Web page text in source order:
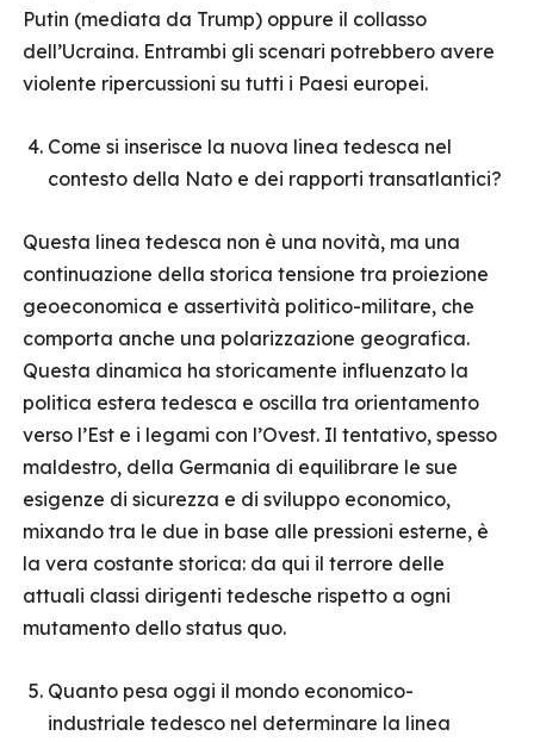
Putin (mediata da Trump) oppure il collasso
dell’Ucraina. Entrambi gli scenari potrebbero avere
violente ripercussioni su tutti i Paesi europei.
Come si inserisce la nuova linea tedesca nel
contesto della Nato e dei rapporti transatlantici?
Questa linea tedesca non è una novità, ma una
continuazione della storica tensione tra proiezione
geoeconomica e assertività politico-militare, che
comporta anche una polarizzazione geografica.
Questa dinamica ha storicamente influenzato la
politica estera tedesca e oscilla tra orientamento
verso l’Est e i legami con l’Ovest. Il tentativo, spesso
maldestro, della Germania di equilibrare le sue
esigenze di sicurezza e di sviluppo economico,
mixando tra le due in base alle pressioni esterne, è
la vera costante storica: da qui il terrore delle
attuali classi dirigenti tedesche rispetto a ogni
mutamento dello status quo.
Quanto pesa oggi il mondo economico-
industriale tedesco nel determinare la linea